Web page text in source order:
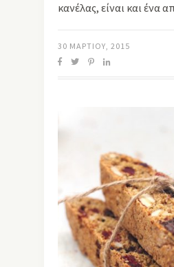
κανέλας, είναι και ένα
30 ΜΑΡΤΊΟΥ, 2015